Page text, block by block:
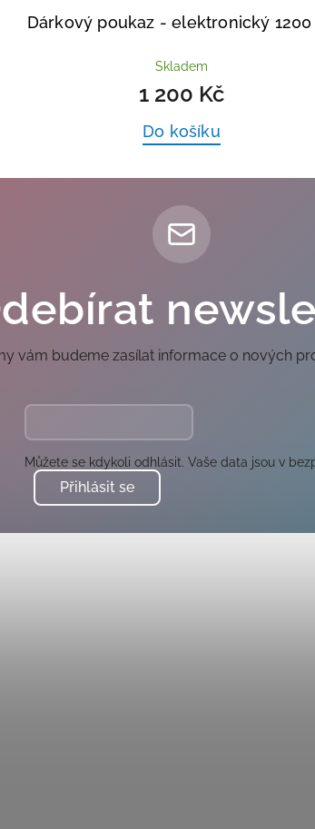
Dárkový poukaz - elektronický 1200
Skladem
1 200 Kč
Do košíku
vám budeme zasílat informace o nových
Můžete se kdykoli odhlásit. Vaše data jsou v
Přihlásit se